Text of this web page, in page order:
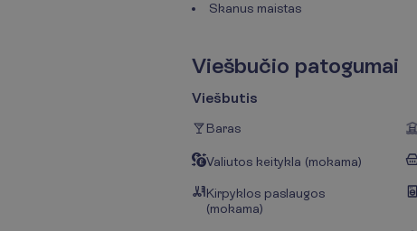
Skanus maistas
Viešbučio patogumai
Viešbutis
Baras
Valiutos keitykla (mokama)
Kirpyklos paslaugos
(mokama)